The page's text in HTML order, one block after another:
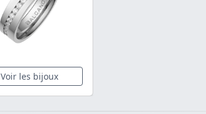
Voir les bijoux